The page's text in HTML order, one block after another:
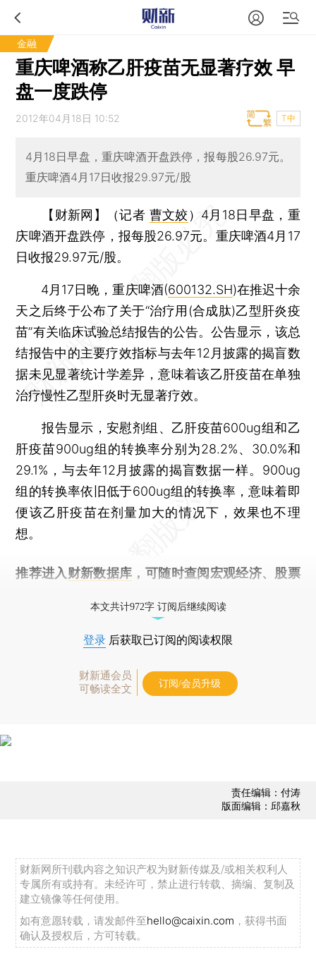
金融
重庆啤酒称乙肝疫苗无显著疗效 早
盘一度跌停
2012年04月18日 10:52 T中
4月18日早盘，重庆啤酒开盘跌停，报每股26.97元。
重庆啤酒4月17日收报29.97元/股
【财新网】（记者 曹文姣） 4月18日早盘，重
庆啤酒开盘跌停，报每股26.97元。重庆啤酒4月17
日收报29.97元/股。
4月17日晚，重庆啤酒(600132.SH)在推迟十余
天之后终于公布了关于“治疗用(合成肽)乙型肝炎疫
苗”有关临床试验总结报告的公告。公告显示，该总
结报告中的主要疗效指标与去年12月披露的揭盲数
据未见显著统计学差异，意味着该乙肝疫苗在单独
治疗慢性乙型肝炎时无显著疗效。
报告显示，安慰剂组、乙肝疫苗600ug组和乙
肝疫苗900ug组的转换率分别为28.2%、30.0%和
29.1%，与去年12月披露的揭盲数据一样。900ug
组的转换率依旧低于600ug组的转换率，意味着即
便该乙肝疫苗在剂量加大的情况下，效果也不理
想。
推荐进入 财新数据库 ，可随时查阅宏观经济、股票
本文共计972字 订阅后继续阅读
登录 后获取已订阅的阅读权限
财新通会员
可畅读全文
订阅/会员升级
责任编辑：付涛
版面编辑：邱嘉秋
财新网所刊载内容之知识产权为财新传媒及/或相关权利人
专属所有或持有。未经许可，禁止进行转载、摘编、复制及
建立镜像等任何使用。
如有意愿转载，请发邮件至hello@caixin.com ，获得书面
确认及授权后，方可转载。